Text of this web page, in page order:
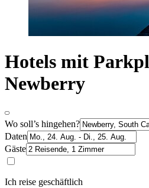
Hotels mit
Newberry
Wo soll’s hingehen?
Daten
Gäste
Ich reise geschäftlich